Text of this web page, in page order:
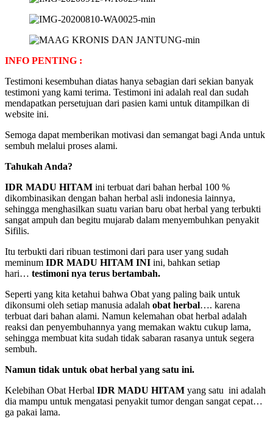
INFO PENTING :
Testimoni kesembuhan diatas hanya sebagian dari sekian banyak
testimoni yang kami terima. Testimoni ini adalah real dan sudah
mendapatkan persetujuan dari pasien kami untuk ditampilkan di
website ini.
Semoga dapat memberikan motivasi dan semangat bagi Anda untuk
sembuh melalui proses alami.
Tahukah Anda?
IDR MADU HITAM ini terbuat dari bahan herbal 100 %
dikombinasikan dengan bahan herbal asli indonesia lainnya,
sehingga menghasilkan suatu varian baru obat herbal yang terbukti
sangat ampuh dan begitu mujarab dalam menyembuhkan penyakit
Sifilis.
Itu terbukti dari ribuan testimoni dari para user yang sudah
meminum IDR MADU HITAM INI ini, bahkan setiap
hari… testimoni nya terus bertambah.
Seperti yang kita ketahui bahwa Obat yang paling baik untuk
dikonsumi oleh setiap manusia adalah obat herbal…. karena
terbuat dari bahan alami. Namun kelemahan obat herbal adalah
reaksi dan penyembuhannya yang memakan waktu cukup lama,
sehingga membuat kita sudah tidak sabaran rasanya untuk segera
sembuh.
Namun tidak untuk obat herbal yang satu ini.
Kelebihan Obat Herbal IDR MADU HITAM yang satu ini adalah
dia mampu untuk mengatasi penyakit tumor dengan sangat cepat…
ga pakai lama.